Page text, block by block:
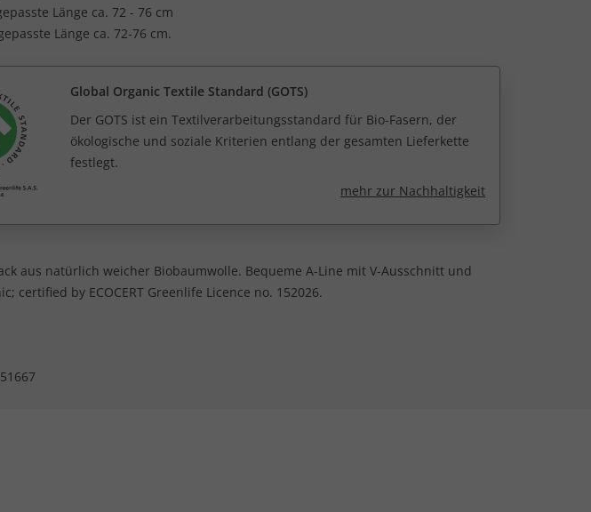
Länge ca. 72 - 76 cm
Länge ca. 72-76 cm.
Global Organic Textile Standard (GOTS)
Der GOTS ist ein Textilverarbeitungsstandard für Bio-Fasern, der
ökologische und soziale Kriterien entlang der gesamten Lieferkette
festlegt.
mehr zur Nachhaltigkeit
aus natürlich weicher Biobaumwolle. Bequeme A-Line mit V-Ausschnitt und
certified by ECOCERT Greenlife Licence no. 152026.